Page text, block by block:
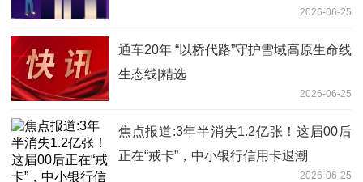
2026-06-25
通车20年 “以桥代路”守护雪域高原生命线
生态线|精选
2026-06-25
焦点报道:3年半消失1.2亿张！这届00后
正在“戒卡”，中小银行信用卡退潮
2026-06-25